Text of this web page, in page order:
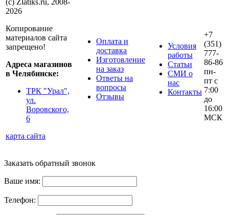
2026
Копирование
материалов сайта
запрещено!
Адреса магазинов
в Челябинске:
ТРК "Урал",
ул.
Воровского,
6
карта сайта
Оплата и
доставка
Изготовление
на заказ
Ответы на
вопросы
Отзывы
Условия
работы
Статьи
СМИ о
нас
Контакты
+7
(351)
777-
86-86
пн-
пт с
7:00
до
16:00
МСК
Заказать обратный звонок
Ваше имя:
Телефон: